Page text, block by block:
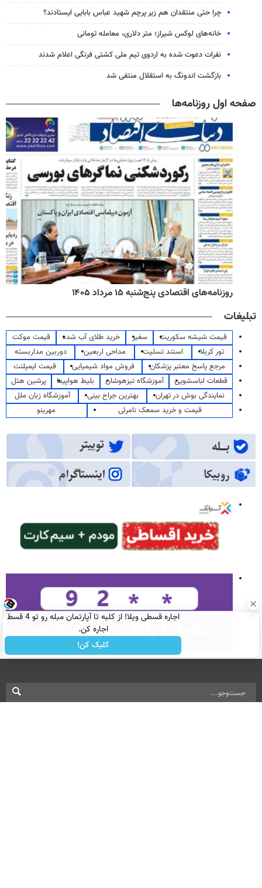
چرا حتی منتقدان هم زیر پرچم شهید عباس بابایی ایستادند؟
خانه‌های لوکس شیراز؛ متر دلاری، معامله تومانی
نفرات دعوت شده به اردوی تیم ملی کشتی فرنگی اعلام شدند
بازگشت اندونگ به استقلال منتفی شد
صفحه اول روزنامه‌ها
روزنامه‌های اقتصادی پنج‌شنبه ۱۵ مرداد ۱۴۰۵
تبلیغات
قیمت شیشه سکوریت سفیر خرید طلای آب شده
قیمت موکت
تور کربلا
استند تسلیت مداحی اربعین
دوربین مداربسته
مرجع پاسخ معتبر پزشکان
فروش مواد شیمیایی
قیمت ایمپلنت
قطعات لباسشویی
آموزشگاه تیزهوشان بلیط هواپیما
پرشین هتل
نمایندگی بوش در تهران
بهترین جراح بینی
آموزشگاه زبان ملل
قیمت و خرید سمعک نامرئی
مهرینو
اجاره‌ قسطی ویلا! از کلبه تا آپارتمان مبله رو تو 4 قسط
اجاره کن.
کلیک کن!